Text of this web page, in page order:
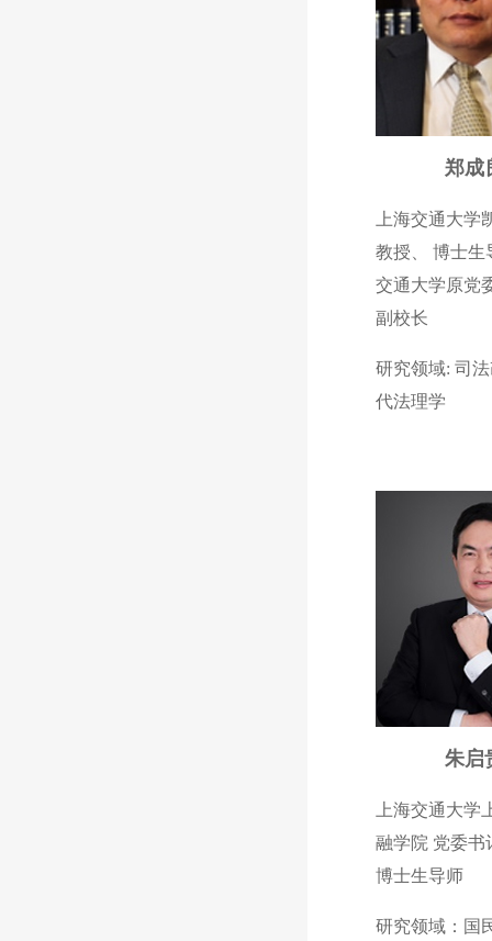
郑成
上海交通大学
教授、 博士生
交通大学原党
副校长
研究领域: 司
代法理学
朱启
上海交通大学
融学院 党委书
博士生导师
研究领域：国